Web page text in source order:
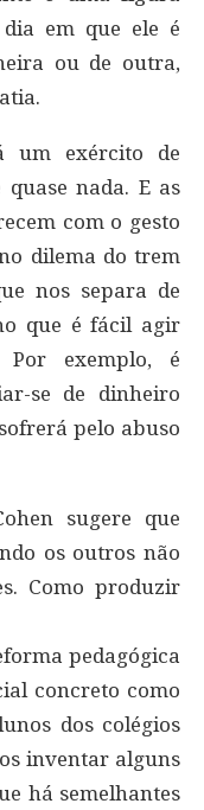
em que ele é
ou de outra,
um exército de
quase nada. E as
com o gesto
dilema do trem
nos separa de
que é fácil agir
Por exemplo, é
se de dinheiro
pelo abuso
sugere que
os outros não
Como produzir
pedagógica
concreto como
dos colégios
inventar alguns
há semelhantes